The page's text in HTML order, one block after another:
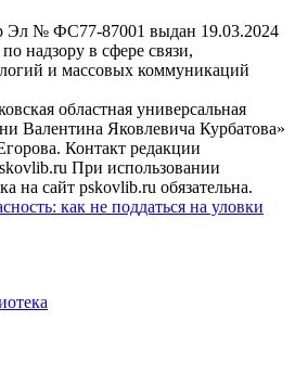
Эл № ФС77-87001 выдан 19.03.2024
надзору в сфере связи,
и массовых коммуникаций
областная универсальная
Валентина Яковлевича Курбатова»
Контакт редакции
При использовании
на сайт pskovlib.ru обязательна.
как не поддаться на уловки